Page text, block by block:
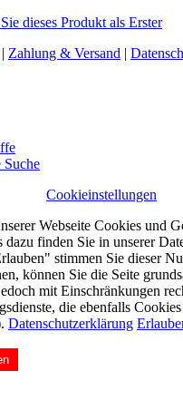
dieses Produkt als Erster
Zahlung & Versand |
Suche
Cookieinstellungen
Webseite Cookies und
finden Sie in unserer
stimmen Sie dieser
können Sie die Seite
mit Einschränkungen
die ebenfalls
Datenschutzerklärung